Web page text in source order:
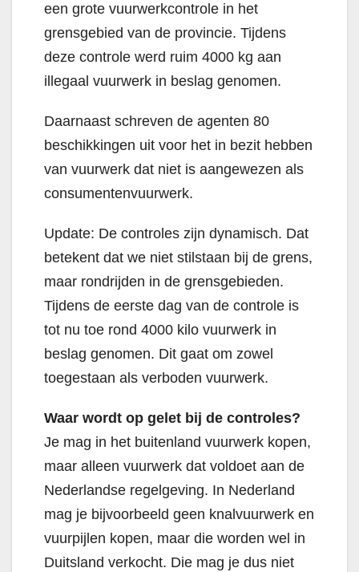
een grote vuurwerkcontrole in het
grensgebied van de provincie. Tijdens
deze controle werd ruim 4000 kg aan
illegaal vuurwerk in beslag genomen.
Daarnaast schreven de agenten 80
beschikkingen uit voor het in bezit hebben
van vuurwerk dat niet is aangewezen als
consumentenvuurwerk.
Update: De controles zijn dynamisch. Dat
betekent dat we niet stilstaan bij de grens,
maar rondrijden in de grensgebieden.
Tijdens de eerste dag van de controle is
tot nu toe rond 4000 kilo vuurwerk in
beslag genomen. Dit gaat om zowel
toegestaan als verboden vuurwerk.
Waar wordt op gelet bij de controles?
Je mag in het buitenland vuurwerk kopen,
maar alleen vuurwerk dat voldoet aan de
Nederlandse regelgeving. In Nederland
mag je bijvoorbeeld geen knalvuurwerk en
vuurpijlen kopen, maar die worden wel in
Duitsland verkocht. Die mag je dus niet